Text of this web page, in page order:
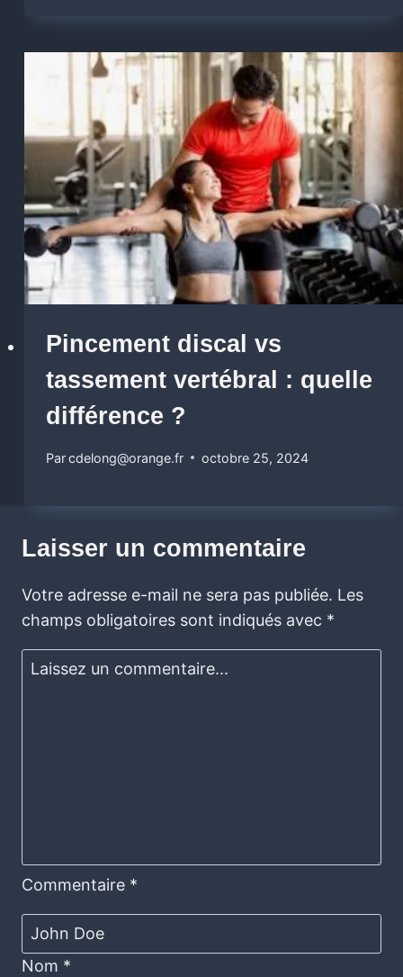
Pincement discal vs
tassement vertébral : quelle
différence ?
Parcdelong@orange.fr octobre 25, 2024
Laisser un commentaire
Votre adresse e-mail ne sera pas publiée. Les
champs obligatoires sont indiqués avec *
Commentaire *
Nom *